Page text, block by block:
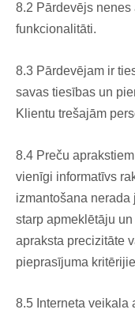
8.2 Pārdevējs
funkcionalitāti.
8.3 Pārdevējam ir
savas tiesības un
Klientu trešajām
8.4 Preču
vienīgi informatīvs
izmantošana
starp apmeklētāju
apraksta precizitāte
pieprasījuma
8.5 Interneta veikala